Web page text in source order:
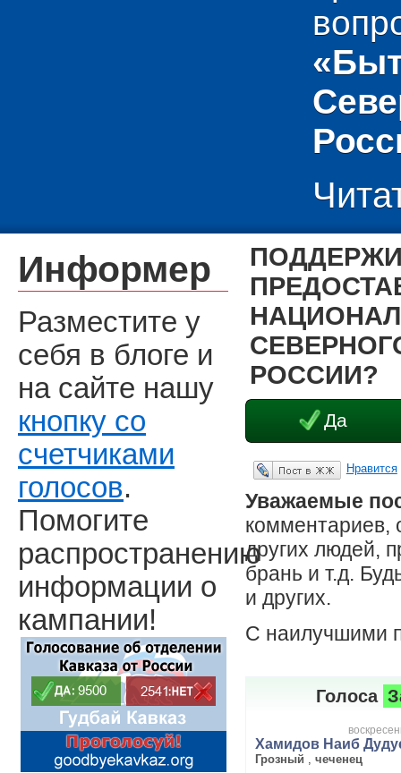
РОССИИ?
Да
Опубликовать в ЖЖ Нравится
Уважаемые
комментариев,
других людей,
брань и т.д.
и других.
С наилучшими
Голоса
Хамидов Наиб
Грозный
чеченец
Информер
Разместите у
себя в блоге и
на сайте нашу
кнопку со
счетчиками
голосов.
Помогите
распространению
информации о
кампании!